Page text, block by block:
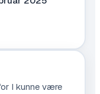
I kunne være